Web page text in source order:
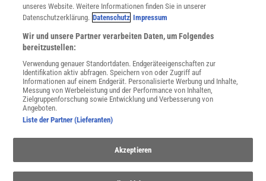
Impressum
Angebote für Schulen
Angebote für Institutionen
Sprachen lernen mit Gymglish
Lexika
Für Spektrum schreiben
Zugänglichkeitserklärung
WEBSEITEN
KielSCN
Wissenschaft in die Schulen
SciLogs
unseres Website. Weitere Informationen finden Sie in unserer
Datenschutzerklärung. Datenschutz Impressum
Wir und unsere Partner verarbeiten Daten, um Folgendes
bereitzustellen:
Verwendung genauer Standortdaten. Endgeräteeigenschaften zur
Identifikation aktiv abfragen. Speichern von oder Zugriff auf
Informationen auf einem Endgerät. Personalisierte Werbung und Inhalte,
Messung von Werbeleistung und der Performance von Inhalten,
Zielgruppenforschung sowie Entwicklung und Verbesserung von
Angeboten.
Liste der Partner (Lieferanten)
Akzeptieren